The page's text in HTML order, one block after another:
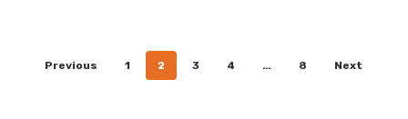
Previous 1 2 3 4 … 8 Next